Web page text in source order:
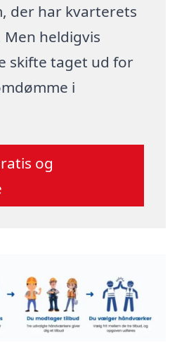
der har kvarterets
heldigvis
skifte taget ud for
i
og